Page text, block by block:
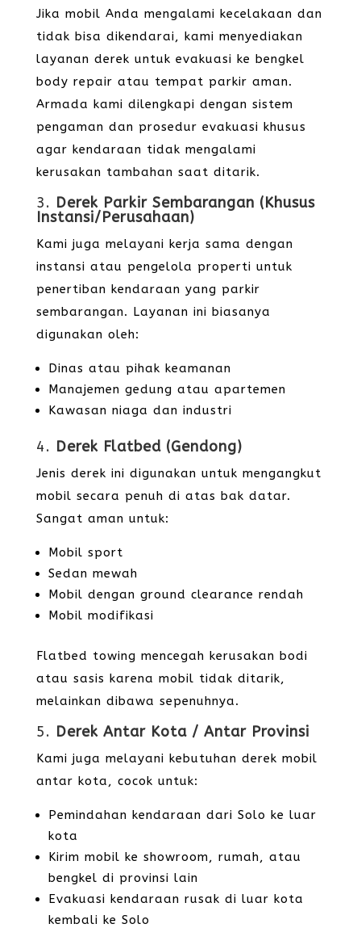
Jika mobil Anda mengalami kecelakaan dan
tidak bisa dikendarai, kami menyediakan
layanan derek untuk evakuasi ke bengkel
body repair atau tempat parkir aman.
Armada kami dilengkapi dengan sistem
pengaman dan prosedur evakuasi khusus
agar kendaraan tidak mengalami
kerusakan tambahan saat ditarik.
3. Derek Parkir Sembarangan (Khusus
Instansi/Perusahaan)
Kami juga melayani kerja sama dengan
instansi atau pengelola properti untuk
penertiban kendaraan yang parkir
sembarangan. Layanan ini biasanya
digunakan oleh:
Dinas atau pihak keamanan
Manajemen gedung atau apartemen
Kawasan niaga dan industri
4. Derek Flatbed (Gendong)
Jenis derek ini digunakan untuk mengangkut
mobil secara penuh di atas bak datar.
Sangat aman untuk:
Mobil sport
Sedan mewah
Mobil dengan ground clearance rendah
Mobil modifikasi
Flatbed towing mencegah kerusakan bodi
atau sasis karena mobil tidak ditarik,
melainkan dibawa sepenuhnya.
5. Derek Antar Kota / Antar Provinsi
Kami juga melayani kebutuhan derek mobil
antar kota, cocok untuk:
Pemindahan kendaraan dari Solo ke luar
kota
Kirim mobil ke showroom, rumah, atau
bengkel di provinsi lain
Evakuasi kendaraan rusak di luar kota
kembali ke Solo